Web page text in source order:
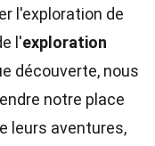
l'exploration de
l'exploration
découverte, nous
notre place
leurs aventures,